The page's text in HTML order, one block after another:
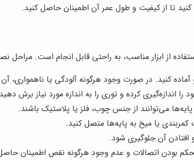
تا از کیفیت و طول عمر آن اطمینان حاصل کنید.
از ابزار مناسب، به راحتی قابل انجام است.
کنید. در صورت وجود هرگونه آلودگی یا ناهمواری، آن
اندازه‌گیری کرده و توری را به اندازه مورد نیاز برش
می‌توانند از جنس چوب، فلز یا پلاستیک باشند.
یا میخ به پایه‌ها متصل کنید.
آن جلوگیری شود.
بودن اتصالات و عدم وجود هرگونه نقص اطمینان